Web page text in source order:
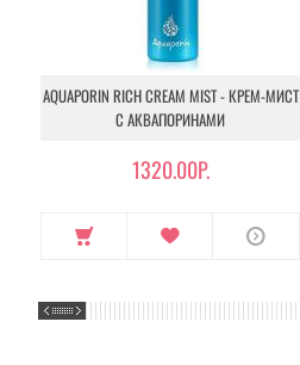
AQUAPORIN RICH CREAM MIST - КРЕМ-МИСТ
С АКВАПОРИНАМИ
1320.00Р.